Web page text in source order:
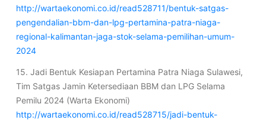
http://wartaekonomi.co.id/read528711/bentuk-satgas-
pengendalian-bbm-dan-lpg-pertamina-patra-niaga-
regional-kalimantan-jaga-stok-selama-pemilihan-umum-
2024
15. Jadi Bentuk Kesiapan Pertamina Patra Niaga Sulawesi,
Tim Satgas Jamin Ketersediaan BBM dan LPG Selama
Pemilu 2024 (Warta Ekonomi)
http://wartaekonomi.co.id/read528715/jadi-bentuk-